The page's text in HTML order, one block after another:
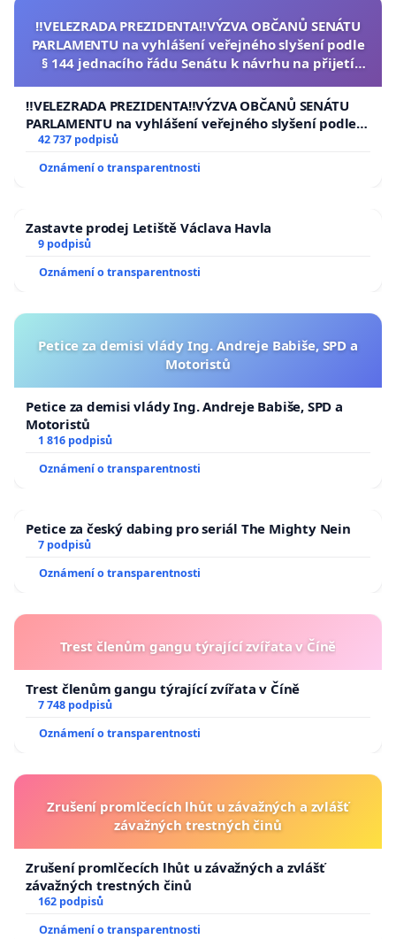
‼️VELEZRADA PREZIDENTA‼️VÝZVA OBČANŮ SENÁTU
PARLAMENTU na vyhlášení veřejného slyšení podle
§ 144 jednacího řádu Senátu k návrhu na přijetí
republiky
‼️VELEZRADA PREZIDENTA‼️VÝZVA OBČANŮ SENÁTU
PARLAMENTU na vyhlášení veřejného slyšení podle §
144 jednacího řádu Senátu k návrhu na přijetí
usnesení k podání ústavní žaloby na prezidenta
republiky
42 737 podpisů
Oznámení o transparentnosti
Zastavte prodej Letiště Václava Havla
9 podpisů
Oznámení o transparentnosti
Petice za demisi vlády Ing. Andreje Babiše, SPD a
Motoristů
Petice za demisi vlády Ing. Andreje Babiše, SPD a
Motoristů
1 816 podpisů
Oznámení o transparentnosti
Petice za český dabing pro seriál The Mighty Nein
7 podpisů
Oznámení o transparentnosti
Trest členům gangu týrající zvířata v Číně
Trest členům gangu týrající zvířata v Číně
7 748 podpisů
Oznámení o transparentnosti
Zrušení promlčecích lhůt u závažných a zvlášť
závažných trestných činů
Zrušení promlčecích lhůt u závažných a zvlášť
závažných trestných činů
162 podpisů
Oznámení o transparentnosti